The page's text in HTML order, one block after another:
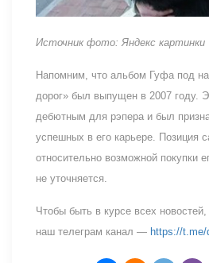
Источник фото: Яндекс картинки
Напомним, что альбом Гуфа под
дорог» был выпущен в 2007 году.
дебютным для рэпера и был
успешных в его карьере. Позиция
относительно возможной покупки
не уточняется.
Чтобы быть в курсе всех
наш телеграм канал — https://t.me/